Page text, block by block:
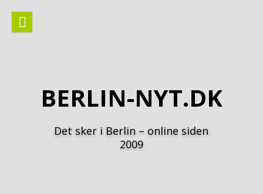
indhold
BERLIN-NYT.DK
Det sker i Berlin – online siden
2009